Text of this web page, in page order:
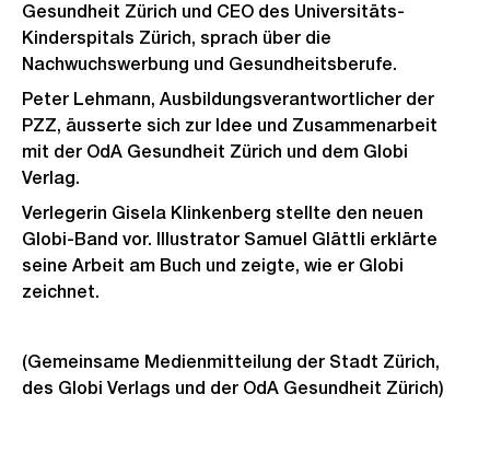
Gesundheit Zürich und CEO des Universitäts-
Kinderspitals Zürich, sprach über die
Nachwuchswerbung und Gesundheitsberufe.
Peter Lehmann, Ausbildungsverantwortlicher der
PZZ, äusserte sich zur Idee und Zusammenarbeit
mit der OdA Gesundheit Zürich und dem Globi
Verlag.
Verlegerin Gisela Klinkenberg stellte den neuen
Globi-Band vor. Illustrator Samuel Glättli erklärte
seine Arbeit am Buch und zeigte, wie er Globi
zeichnet.
(Gemeinsame Medienmitteilung der Stadt Zürich,
des Globi Verlags und der OdA Gesundheit Zürich)